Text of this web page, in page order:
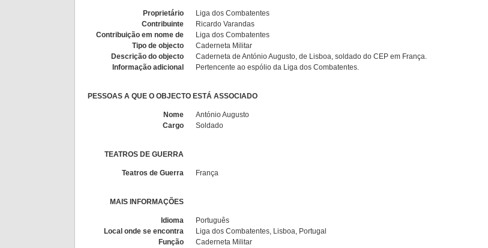
Proprietário
Liga dos Combatentes
Contribuinte
Ricardo Varandas
Contribuição em nome de
Liga dos Combatentes
Tipo de objecto
Caderneta Militar
Descrição do objecto
Caderneta de António Augusto, de Lisboa, soldado do CEP em França.
Informação adicional
Pertencente ao espólio da Liga dos Combatentes.
PESSOAS A QUE O OBJECTO ESTÁ ASSOCIADO
Nome
António Augusto
Cargo
Soldado
TEATROS DE GUERRA
Teatros de Guerra França
MAIS INFORMAÇÕES
Idioma
Português
Local onde se encontra
Liga dos Combatentes, Lisboa, Portugal
Função
Caderneta Militar